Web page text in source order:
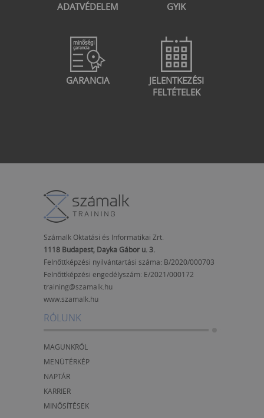
ADATVÉDELEM GYIK
GARANCIA
JELENTKEZÉSI
FELTÉTELEK
Számalk Oktatási és Informatikai Zrt.
1118 Budapest, Dayka Gábor u. 3.
Felnőttképzési nyilvántartási száma: B/2020/000703
Felnőttképzési engedélyszám: E/2021/000172
training@szamalk.hu
www.szamalk.hu
RÓLUNK
MAGUNKRÓL
MENÜTÉRKÉP
NAPTÁR
KARRIER
MINŐSÍTÉSEK